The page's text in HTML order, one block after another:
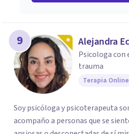
9 Alejandra
Psicologa con
trauma
Terapia Online
Soy psicóloga y psicoterapeuta
acompaño a personas que se